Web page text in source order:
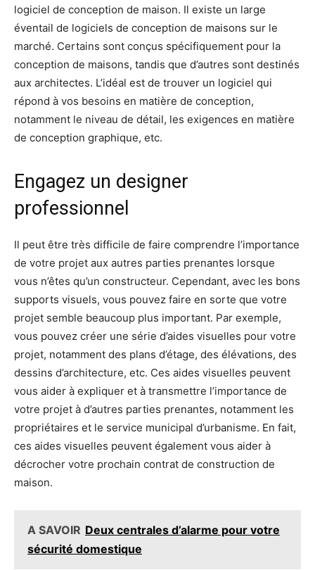
logiciel de conception de maison. Il existe un large
éventail de logiciels de conception de maisons sur le
marché. Certains sont conçus spécifiquement pour la
conception de maisons, tandis que d’autres sont destinés
aux architectes. L’idéal est de trouver un logiciel qui
répond à vos besoins en matière de conception,
notamment le niveau de détail, les exigences en matière
de conception graphique, etc.
Engagez un designer
professionnel
Il peut être très difficile de faire comprendre l’importance
de votre projet aux autres parties prenantes lorsque
vous n’êtes qu’un constructeur. Cependant, avec les bons
supports visuels, vous pouvez faire en sorte que votre
projet semble beaucoup plus important. Par exemple,
vous pouvez créer une série d’aides visuelles pour votre
projet, notamment des plans d’étage, des élévations, des
dessins d’architecture, etc. Ces aides visuelles peuvent
vous aider à expliquer et à transmettre l’importance de
votre projet à d’autres parties prenantes, notamment les
propriétaires et le service municipal d’urbanisme. En fait,
ces aides visuelles peuvent également vous aider à
décrocher votre prochain contrat de construction de
maison.
A SAVOIR Deux centrales d’alarme pour votre
sécurité domestique